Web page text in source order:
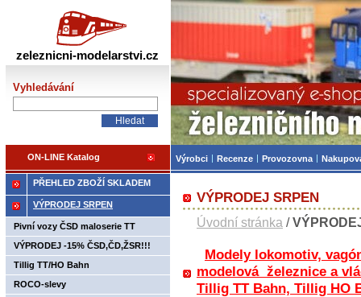
VÝPRODEJ SRPEN
Úvodní stránka /
Modely lokomotiv,
modelová železnice a
Tillig TT Bahn, Tillig HO
PŘEHLED ZBOŽÍ SKLADEM
VÝPRODEJ SRPEN
Pivní vozy ČSD maloserie TT
VÝPRODEJ -15% ČSD,ČD,ŽSR!!!
Tillig TT/HO Bahn
ROCO-slevy
zeleznicni-modelarstvi.cz
Vyhledávání
ON-LINE Katalog
Železniční
Výrobci Recenze Provozovna